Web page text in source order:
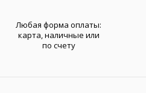
Любая форма оплаты:
карта, наличные или
по счету